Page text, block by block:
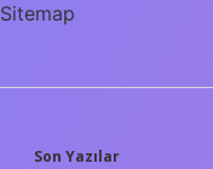
Sitemap
Son Yazılar